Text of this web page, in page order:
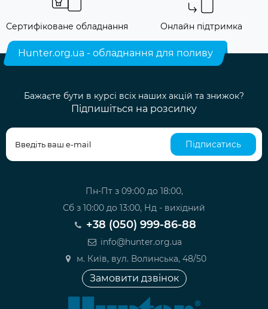
Сертифіковане обладнання Онлайн підтримка
Hunter.org.ua - обладнання для поливу
Бажаєте бути в курсі всіх наших акцій та знижок?
Підпишіться на розсилку
Підписатись
Пн-Пт з 09:00 до 18:00,
Сб з 10:00 до 13:00, Нд - вихідний
+38 (050) 999-86-88
info@hunter.org.ua
м. Київ, вул. Волинська, 48/50
Замовити дзвінок